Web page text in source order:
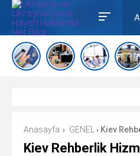
Anasayfa › GENEL › Kiev
Kiev Rehberlik